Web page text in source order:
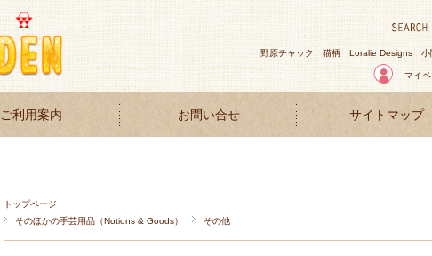
野原チャック 猫柄 Loralie Designs 小
マイ
ご利用案内 お問い合せ サイトマップ
トップページ
そのほかの手芸用品（Notions & Goods）
その他